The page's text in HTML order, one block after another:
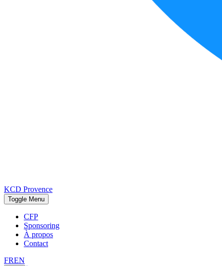
KCD Provence
Toggle Menu
CFP
Sponsoring
À propos
Contact
FREN